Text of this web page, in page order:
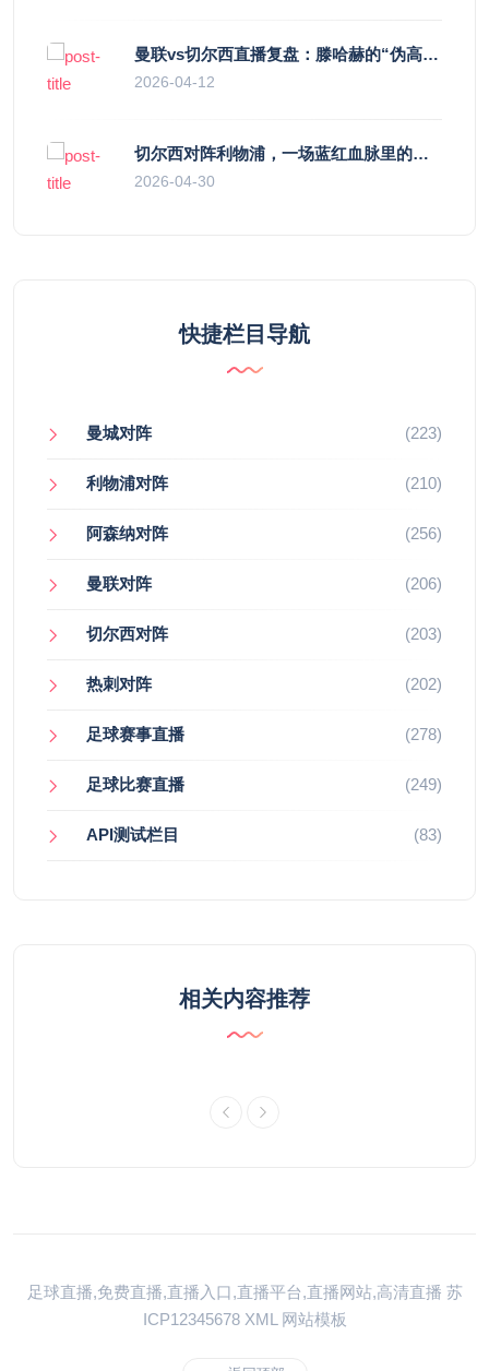
曼联vs切尔西直播复盘：滕哈赫的“伪高位”与波切蒂诺的“无锋阵”，谁更拧巴？
2026-04-12
切尔西对阵利物浦，一场蓝红血脉里的恩怨与忠诚
2026-04-30
快捷栏目导航
曼城对阵 (223)
利物浦对阵 (210)
阿森纳对阵 (256)
曼联对阵 (206)
切尔西对阵 (203)
热刺对阵 (202)
足球赛事直播 (278)
足球比赛直播 (249)
API测试栏目 (83)
相关内容推荐
足球直播,免费直播,直播入口,直播平台,直播网站,高清直播 苏
ICP12345678 XML 网站模板